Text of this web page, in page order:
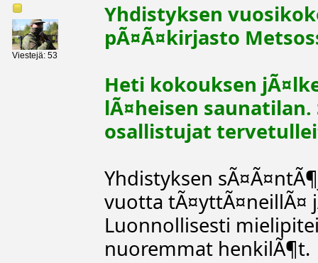
Viestejä: 53
Yhdistyksen
pÃ¤Ã¤kirjasto
Heti kokouksen
lÃ¤heisen
osallistujat
Yhdistyksen
vuotta tÃ¤yttÃ¤neillÃ¤
Luonnollisesti
nuoremmat henkilÃ¶t.